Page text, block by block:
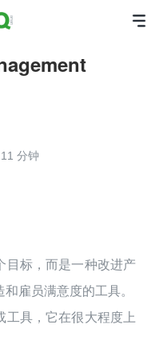
分钟
目标，而是一种改进产
雇员满意度的工具。
工具，它在很大程度上